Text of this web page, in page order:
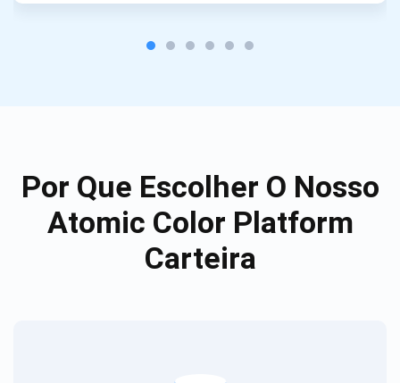
Por Que Escolher O Nosso
Atomic Color Platform
Carteira